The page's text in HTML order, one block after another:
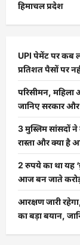
हिमाचल प्रदेश
UPI पेमेंट पर कब
प्रतिशत पैसों पर
परिसीमन, महिला
जानिए सरकार
3 मुस्लिम सांसदों
रास्ता और क्या है
2 रुपये का था यह
आज बन जाते
आरक्षण जारी
का बड़ा बयान,